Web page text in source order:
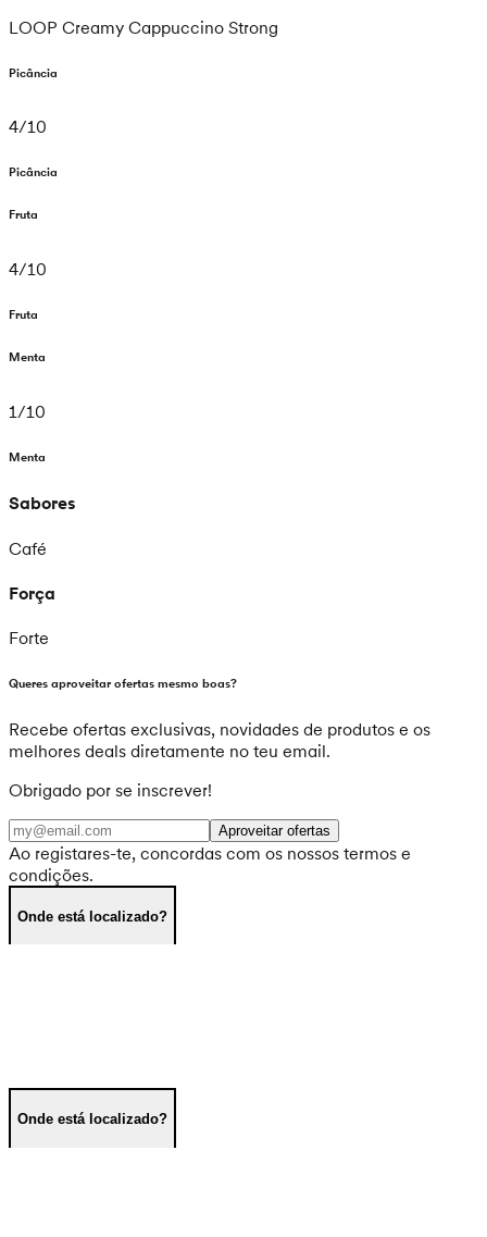
LOOP Creamy Cappuccino Strong
Picância
4/10
Picância
Fruta
4/10
Fruta
Menta
1/10
Menta
Sabores
Café
Força
Forte
Queres aproveitar ofertas mesmo boas?
Recebe ofertas exclusivas, novidades de produtos e os
melhores deals diretamente no teu email.
Obrigado por se inscrever!
Aproveitar ofertas
Ao registares-te, concordas com os nossos termos e
condições.
Onde está localizado?
Onde está localizado?